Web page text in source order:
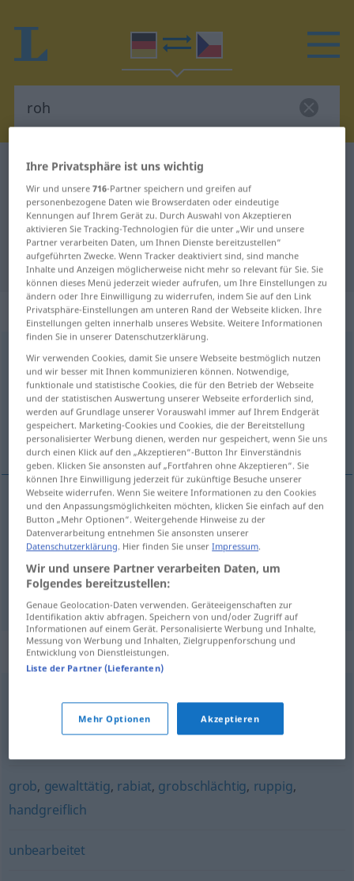
Deutsch-Tschechisch Wörterbuch
Deutsch-Tschechisch Übersetzung
für "roh"
"roh" Tschechisch Übersetzung
„roh“
roh
Übersicht aller Übersetzungen
(Für mehr Details die Übersetzung anklicken/antippen)
syrový, surový, surový, hrubý
syrový roh ungekocht
surový rohnicht bearbeitet
surový,hrubý rohVerhalten
Synonyme für "roh"
grobschlächtig,primitiv
grob, gewalttätig, rabiat, grobschlächtig, ruppig,
handgreiflich
unbearbeitet
Ihre Privatsphäre ist uns wichtig
Wir und unsere716-Partner speichern und greifen auf
personenbezogene Daten wie Browserdaten oder eindeutige
Kennungen auf Ihrem Gerät zu. Durch Auswahl von Akzeptieren
aktivieren Sie Tracking-Technologien für die unter „Wir und unsere
Partner verarbeiten Daten, um Ihnen Dienste bereitzustellen“
aufgeführten Zwecke. Wenn Tracker deaktiviert sind, sind manche
Inhalte und Anzeigen möglicherweise nicht mehr so relevant für Sie. Sie
können dieses Menü jederzeit wieder aufrufen, um Ihre Einstellungen zu
ändern oder Ihre Einwilligung zu widerrufen, indem Sie auf den Link
Privatsphäre-Einstellungen am unteren Rand der Webseite klicken. Ihre
Einstellungen gelten innerhalb unseres Website. Weitere Informationen
finden Sie in unserer Datenschutzerklärung.
Wir verwenden Cookies, damit Sie unsere Webseite bestmöglich nutzen
und wir besser mit Ihnen kommunizieren können. Notwendige,
funktionale und statistische Cookies, die für den Betrieb der Webseite
und der statistischen Auswertung unserer Webseite erforderlich sind,
werden auf Grundlage unserer Vorauswahl immer auf Ihrem Endgerät
gespeichert. Marketing-Cookies und Cookies, die der Bereitstellung
personalisierter Werbung dienen, werden nur gespeichert, wenn Sie uns
durch einen Klick auf den „Akzeptieren“-Button Ihr Einverständnis
geben. Klicken Sie ansonsten auf „Fortfahren ohne Akzeptieren“. Sie
können Ihre Einwilligung jederzeit für zukünftige Besuche unserer
Webseite widerrufen. Wenn Sie weitere Informationen zu den Cookies
und den Anpassungsmöglichkeiten möchten, klicken Sie einfach auf den
Button „Mehr Optionen“. Weitergehende Hinweise zu der
Datenverarbeitung entnehmen Sie ansonsten unserer
Datenschutzerklärung. Hier finden Sie unserImpressum.
Wir und unsere Partner verarbeiten Daten, um
Folgendes bereitzustellen:
Genaue Geolocation-Daten verwenden. Geräteeigenschaften zur
Identifikation aktiv abfragen. Speichern von und/oder Zugriff auf
Informationen auf einem Gerät. Personalisierte Werbung und Inhalte,
Messung von Werbung und Inhalten, Zielgruppenforschung und
Entwicklung von Dienstleistungen.
Liste der Partner (Lieferanten)
Mehr Optionen Akzeptieren